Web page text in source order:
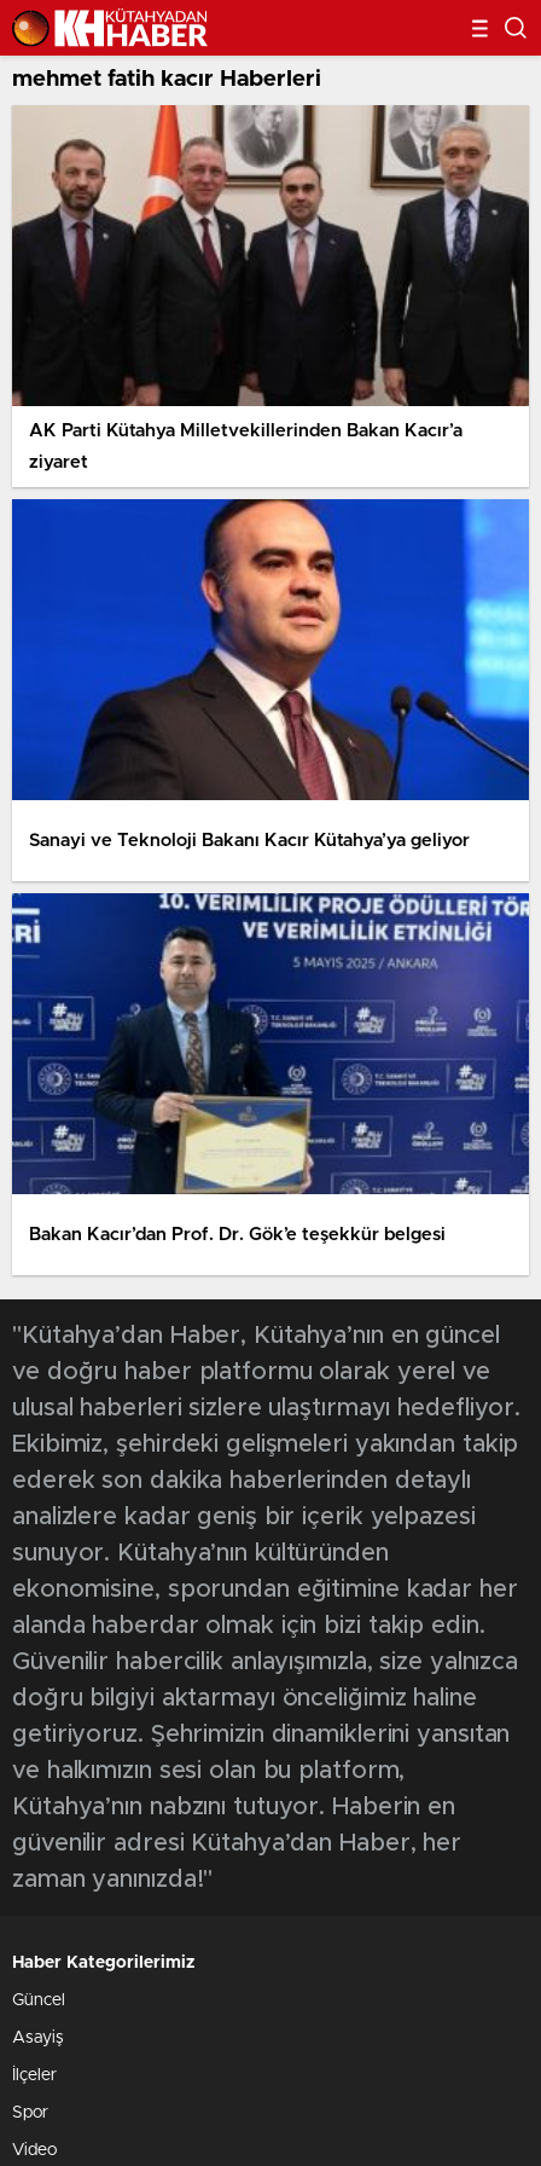
mehmet fatih kacır Haberleri
AK Parti Kütahya Milletvekillerinden Bakan Kacır’a
ziyaret
Sanayi ve Teknoloji Bakanı Kacır Kütahya’ya geliyor
Bakan Kacır’dan Prof. Dr. Gök’e teşekkür belgesi
"Kütahya’dan Haber, Kütahya’nın en güncel
ve doğru haber platformu olarak yerel ve
ulusal haberleri sizlere ulaştırmayı hedefliyor.
Ekibimiz, şehirdeki gelişmeleri yakından takip
ederek son dakika haberlerinden detaylı
analizlere kadar geniş bir içerik yelpazesi
sunuyor. Kütahya’nın kültüründen
ekonomisine, sporundan eğitimine kadar her
alanda haberdar olmak için bizi takip edin.
Güvenilir habercilik anlayışımızla, size yalnızca
doğru bilgiyi aktarmayı önceliğimiz haline
getiriyoruz. Şehrimizin dinamiklerini yansıtan
ve halkımızın sesi olan bu platform,
Kütahya’nın nabzını tutuyor. Haberin en
güvenilir adresi Kütahya’dan Haber, her
zaman yanınızda!"
Haber Kategorilerimiz
Güncel
Asayiş
İlçeler
Spor
Video